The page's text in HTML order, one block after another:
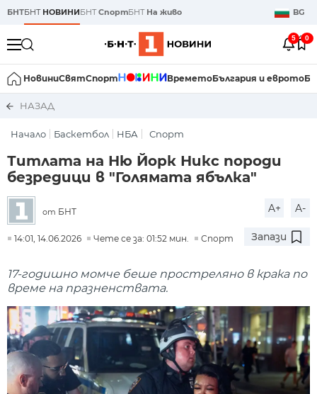
БНТБНТ НОВИНИБНТСпортБНТ На живо BG
5 0
НовиниСвятСпорт ВреметоБългария и еврото
НАЗАД
Начало Баскетбол НБА Спорт
Титлата на Ню Йорк Никс породи
безредици в "Голямата ябълка"
от БНТ A+ A-
14:01, 14.06.2026 Чете се за: 01:52 мин. Спорт Запази
17-годишно момче беше простреляно в крака по
време на празненствата.